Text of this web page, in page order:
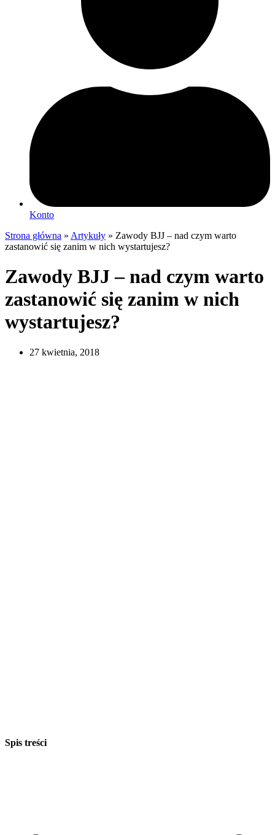
Konto
Strona główna » Artykuły » Zawody BJJ – nad czym warto
zastanowić się zanim w nich wystartujesz?
Zawody BJJ – nad czym warto
zastanowić się zanim w nich
wystartujesz?
27 kwietnia, 2018
Spis treści